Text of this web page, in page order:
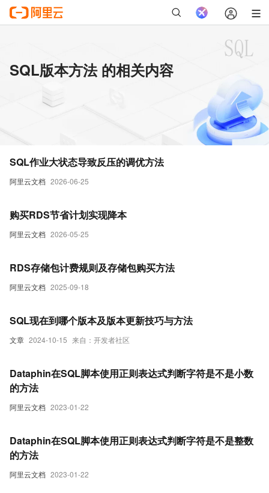
SQL版本方法 的相关内容
阿里云文档 2026-06-25
SQL作业大状态导致反压的调优方法
阿里云文档 2026-05-25
购买RDS节省计划实现降本
阿里云文档 2025-09-18
RDS存储包计费规则及存储包购买方法
文章 2024-10-15 来自：开发者社区
SQL现在到哪个版本及版本更新技巧与方法
阿里云文档 2023-01-22
Dataphin在SQL脚本使用正则表达式判断字符是不是小数
的方法
阿里云文档 2023-01-22
Dataphin在SQL脚本使用正则表达式判断字符是不是整数
的方法